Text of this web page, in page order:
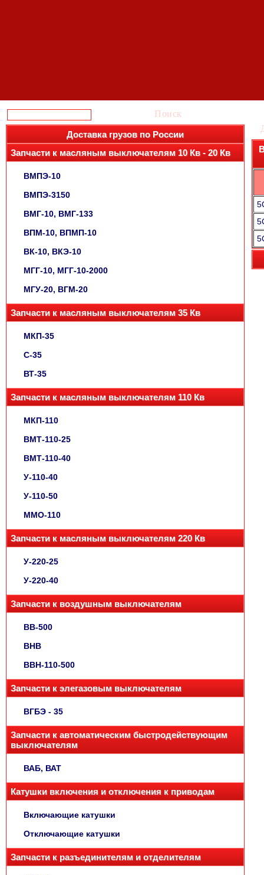
Поиск
Доставка грузов по России
Запчасти к масляным выключателям 10 Кв - 20 Кв
ВМПЭ-10
ВМПЭ-3150
ВМГ-10, ВМГ-133
ВПМ-10, ВПМП-10
ВК-10, ВКЭ-10
МГГ-10, МГГ-10-2000
МГУ-20, ВГМ-20
Запчасти к масляным выключателям 35 Кв
МКП-35
С-35
ВТ-35
Запчасти к масляным выключателям 110 Кв
МКП-110
ВМТ-110-25
ВМТ-110-40
У-110-40
У-110-50
ММО-110
Запчасти к масляным выключателям 220 Кв
У-220-25
У-220-40
Запчасти к воздушным выключателям
ВВ-500
ВНВ
ВВН-110-500
Запчасти к элегазовым выключателям
ВГБЭ - 35
Запчасти к автоматическим быстродействующим
выключателям
ВАБ, ВАТ
Катушки включения и отключения к приводам
Включающие катушки
Отключающие катушки
Запчасти к разъединителям и отделителям